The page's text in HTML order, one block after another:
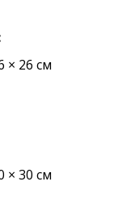
× 26 см
× 30 см